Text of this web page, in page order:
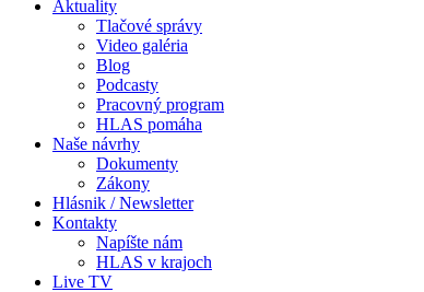
Aktuality
Tlačové správy
Video galéria
Blog
Podcasty
Pracovný program
HLAS pomáha
Naše návrhy
Dokumenty
Zákony
Hlásnik / Newsletter
Kontakty
Napíšte nám
HLAS v krajoch
Live TV